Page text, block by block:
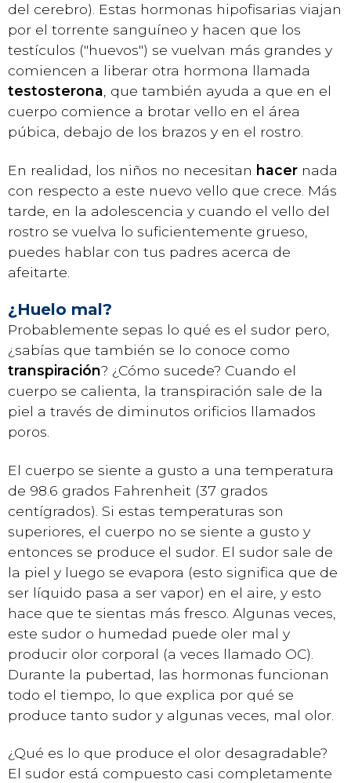
del cerebro). Estas hormonas hipofisarias viajan
por el torrente sanguíneo y hacen que los
testículos ("huevos") se vuelvan más grandes y
comiencen a liberar otra hormona llamada
testosterona, que también ayuda a que en el
cuerpo comience a brotar vello en el área
púbica, debajo de los brazos y en el rostro.
En realidad, los niños no necesitan hacer nada
con respecto a este nuevo vello que crece. Más
tarde, en la adolescencia y cuando el vello del
rostro se vuelva lo suficientemente grueso,
puedes hablar con tus padres acerca de
afeitarte.
¿Huelo mal?
Probablemente sepas lo qué es el sudor pero,
¿sabías que también se lo conoce como
transpiración? ¿Cómo sucede? Cuando el
cuerpo se calienta, la transpiración sale de la
piel a través de diminutos orificios llamados
poros.
El cuerpo se siente a gusto a una temperatura
de 98.6 grados Fahrenheit (37 grados
centígrados). Si estas temperaturas son
superiores, el cuerpo no se siente a gusto y
entonces se produce el sudor. El sudor sale de
la piel y luego se evapora (esto significa que de
ser líquido pasa a ser vapor) en el aire, y esto
hace que te sientas más fresco. Algunas veces,
este sudor o humedad puede oler mal y
producir olor corporal (a veces llamado OC).
Durante la pubertad, las hormonas funcionan
todo el tiempo, lo que explica por qué se
produce tanto sudor y algunas veces, mal olor.
¿Qué es lo que produce el olor desagradable?
El sudor está compuesto casi completamente